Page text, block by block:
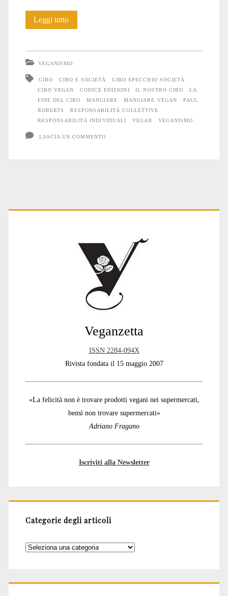
Leggi tuttoIl
specchio
della
VEGANISMO
CIBO CIBO E SOCIETÀ
CIBO SPECCHIO SOCIETÀ
CIBO VEGAN
CODICE EDIZIONI IL NOSTRO CIBO
LA
FINE DEL CIBO
MANGIARE MANGIARE VEGAN
PAUL
ROBERTS
RESPONSABILITÀ COLLETTIVE
RESPONSABILITÀ INDIVIDUALI
VEGAN VEGANISMO
LASCIA UN COMMENTO
Primary
Veganzetta
ISSN 2284-094X
Rivista fondata il 15 maggio 2007
«La felicità non è trovare prodotti vegani nei supermercati,
bensì non trovare supermercati»
Adriano Fragano
Iscriviti alla Newsletter
Categorie degli articoli
Categorie